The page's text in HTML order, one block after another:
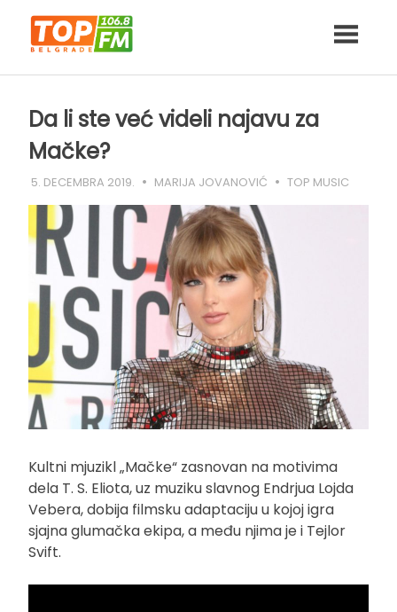
content
Da li ste već videli najavu za
Mačke?
5. DECEMBRA 2019. MARIJA JOVANOVIĆ TOP MUSIC
Kultni mjuzikl „Mačke“ zasnovan na motivima
dela T. S. Eliota, uz muziku slavnog Endrjua Lojda
Vebera, dobija filmsku adaptaciju u kojoj igra
sjajna glumačka ekipa, a među njima je i Tejlor
Svift.